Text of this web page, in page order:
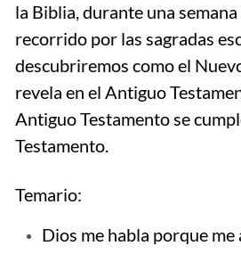
la Biblia, durante una
recorrido por las sagradas
descubriremos como el
revela en el Antiguo
Antiguo Testamento se
Testamento.
Temario:​
Dios me habla porque me